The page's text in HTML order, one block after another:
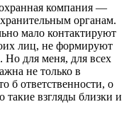
компания —
органам.
мало контактируют
лиц, не формируют
Но для меня, для всех
не только в
б ответственности, о
такие взгляды близки и